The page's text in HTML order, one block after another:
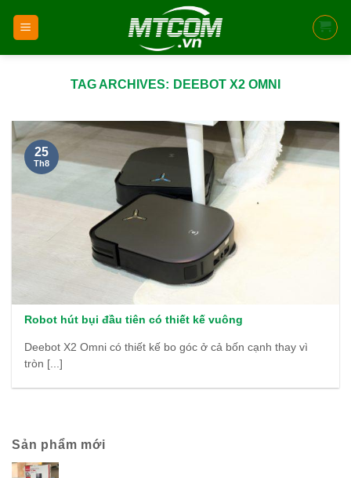
TAG ARCHIVES: DEEBOT X2 OMNI
Robot hút bụi đầu tiên có thiết kế vuông
Deebot X2 Omni có thiết kế bo góc ở cả bốn cạnh thay vì
tròn [...]
25
Th8
Sản phẩm mới